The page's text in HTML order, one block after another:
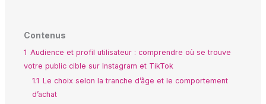
Contenus
1 Audience et profil utilisateur : comprendre où se trouve
votre public cible sur Instagram et TikTok
1.1 Le choix selon la tranche d’âge et le comportement
d’achat